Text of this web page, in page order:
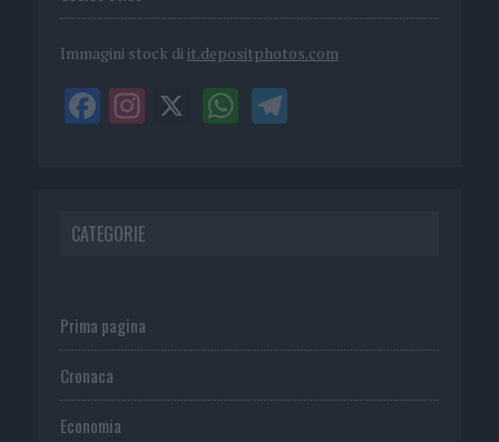
Immagini stock di it.depositphotos.com
CATEGORIE
Prima pagina
Cronaca
Economia